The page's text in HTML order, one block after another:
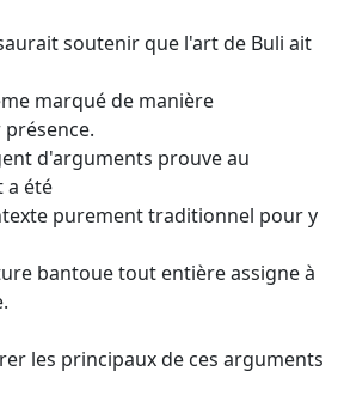
soutenir que l'art de Buli ait
marqué de manière
d'arguments prouve au
a été
purement traditionnel pour y
bantoue tout entière assigne à
les principaux de ces arguments